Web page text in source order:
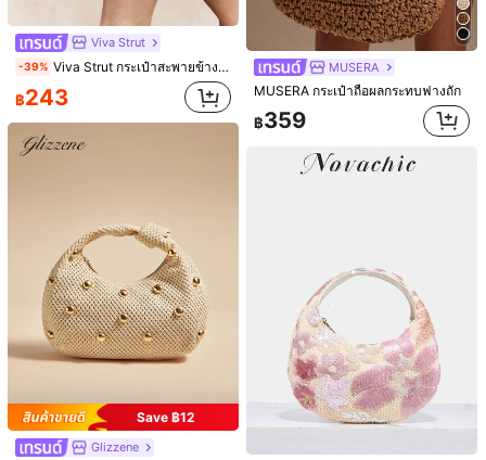
Nicekee
ช่วง 1 วันที่ผ่านมา กระเป๋าหมอนหลายช่องลายปมขนมปังใหม่ กระเป๋าแฟชั่นสีสันสดใสสะพายใต้แขน สไตล์ Y2K
฿397
Taya
ช่วง 1 วันที่ผ่านมา กระเป๋าสะพายข้างสไตล์วินเทจแฟชั่นทรงสี่เหลี่ยมใหม่ ตกแต่งด้วยฮาร์ดแวร์โลหะและสายคาด เปิดฝาพับ สายยาวปรับได้ ความจุขนาดเล็ก น้ำหนักเบา มินิมอล สีพื้น เหมาะสำหรับผู้หญิงใช้ในชีวิตประจำวัน ลำลอง ไปทำงาน ไปเที่ยว และนักเรียน
#3 ขายดี
ใน วินเทจ กระเป๋าสะพายผู้หญิง
247200+ sold
Viva Strut
-39% Viva Strut กระเป๋าสะพายข้างลาย Paisley สำหรับผู้หญิง, กระเป๋า Hobo, กระเป๋าสาน, กระเป๋าสานฟาง, ทันสมัย, เรียบง่าย, มีเอกลักษณ์, ใช้งานได้หลากหลาย, สำหรับชายหาด, วันหยุดพักผ่อน, ฤดูร้อน, ริมทะเล, ปาร์ตี้ริมหาด, เทศกาลดนตรี
฿243
Save ฿12
Glizzene
MUSERA
MUSERA กระเป๋าถือผลกระทบฟางถัก
฿359